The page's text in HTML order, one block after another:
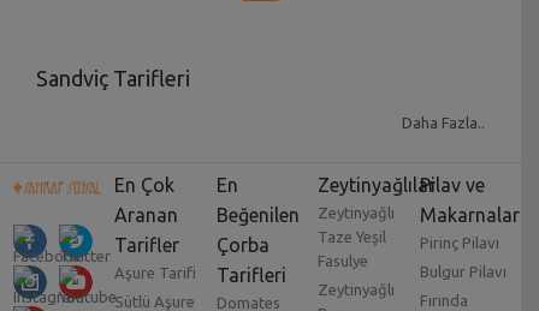
Sandviç Tarifleri
; hem kahvaltıdır hem öğle yemeği hem de
bir şeyler yemek istediğinizde başvuracağınız lezzet
cümbüşü. Pratik, ekonomik, kolayca
hazırlayabileceğiniz sandviç tarifleri damaklar için
ayrı bir şeydir. Çayın yanına, kahvenin yanına,
acıktığınız her vakte uyum sağlayan sandviç
Daha Fazla..
En Çok
Aranan
Tarifler
Aşure Tarifi
Sütlü Aşure
En
Beğenilen
Çorba
Tarifleri
Domates
Zeytinyağlılar
Zeytinyağlı
Taze Yeşil
Fasulye
Zeytinyağlı
Pilav ve
Makarnalar
Pirinç Pilavı
Bulgur Pilavı
Fırında